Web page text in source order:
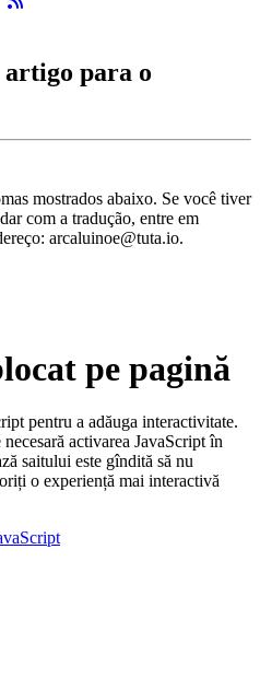
Feed RSS
artigo para o
mostrados abaixo. Se você tiver
com a tradução, entre em
arcaluinoe@tuta.io.
pe pagină
pentru a adăuga interactivitate.
activarea JavaScript în
saitului este gîndită să nu
o experiență mai interactivă